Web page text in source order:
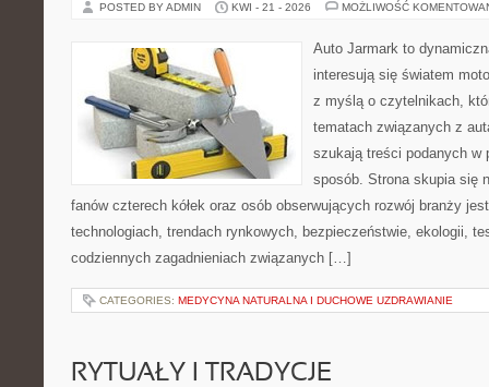
POSTED BY ADMIN KWI - 21 - 2026 MOŻLIWOŚĆ
Auto Jarmark to
interesują się światem
z myślą o czytelnikach,
tematach związanych z
szukają treści podanych w
sposób. Strona skupia się
fanów czterech kółek oraz osób obserwujących rozwój branży
technologiach, trendach rynkowych, bezpieczeństwie, ekologii,
codziennych zagadnieniach związanych […]
CATEGORIES: MEDYCYNA NATURALNA I DUCHOWE UZDRAWIANIE
RYTUAŁY I TRADYCJE